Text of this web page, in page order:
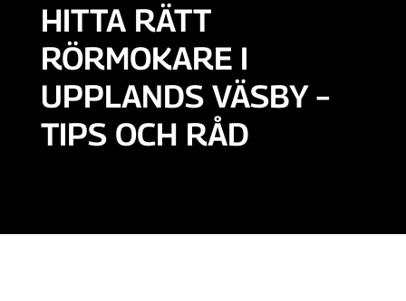
HITTA RÄTT
RÖRMOKARE I
UPPLANDS VÄSBY –
TIPS OCH RÅD